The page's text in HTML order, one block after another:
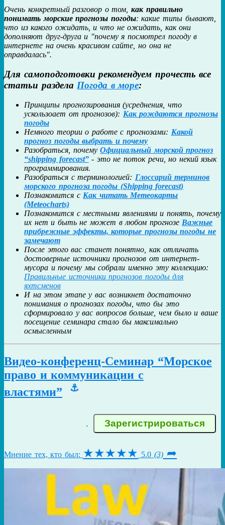
Очень конкретный разговор о том, как правильно
понимать морские прогнозы погоды: какие типы бывают,
что из какого ожидать, и что не ожидать, как они
дополняют друг-друга и "почему я посмотрел погоду в
интернете на очень красивом сайте, но она не
оправдалась".
Для самоподготовки рекомендуем прочесть все
статьи раздела Погода в море:
Принципы прогнозирования (усреднения, что
ускользоает от прогнозов): Как рождаются прогнозы
погоды
Немного теории о работе с прогнозами: Какой
прогноз погоды выбрать и почему
Разобраться, почемуОфициальный морской прогноз
“shipping forecast”- это не поток речи, но некий язык
программирования.
Разобраться с терминологией: Глоссарий терминов
морского прогноза погоды (Shipping forecast)
Познакомится с Как читать Метеокарты
(Meteocharts)
Познакомится с местными явлениями и понять, почему
их нет и быть не может в любом прогнозе Важные
прибрежные эффекты, которые прогнозы погоды не
замечают
После этого вас станет понятно, как отличать
достоверные источники прогнозов от интернет-
мусора и почему мы собрали именно эту коллекцию:
Правильные источники прогнозов погоды для
яхтсменов
И на этом этапе у вас возникнет достаточно
понимания о прогнозах погоды, что бы это
сформировало у вас вопросов больше, чем было и ваше
посещение семинара стало бы максимально
осмысленным
Видео-конференц-Семинар “Морское
право и коммуникации с
властями”
⚓
.
Мнение тех, кто был: ★★★★★ 5.0 (3)➦